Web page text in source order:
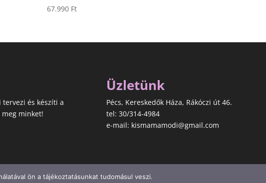
67.990 Ft
tervezi és készíti a
minket!
Üzletünk
Pécs, Kereskedők Háza, Rákóczi út 46.
tel: 30/314-4984
e-mail: kismamamodi@gmail.com
ön a tájékoztatásunkat tudomásul veszi.